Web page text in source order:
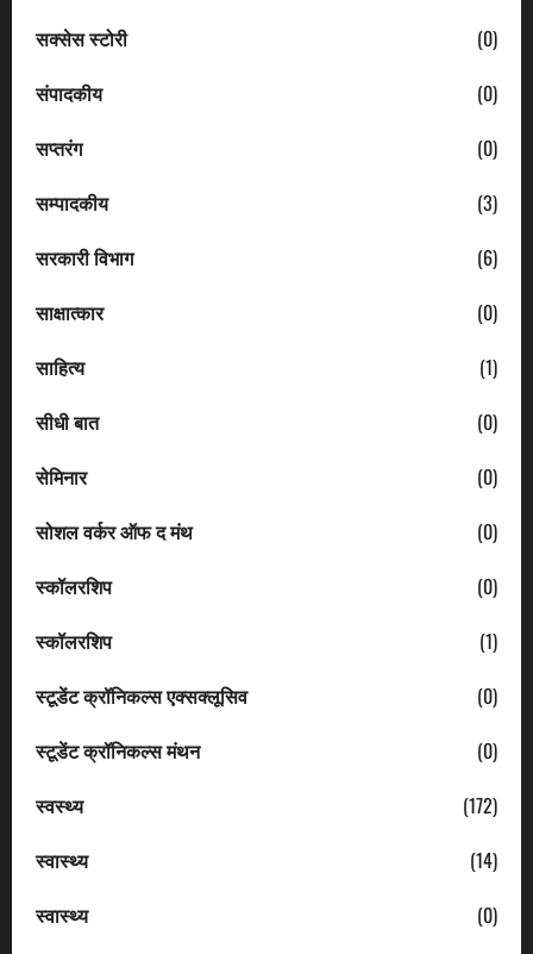
सक्सेस स्टोरी
(0)
संपादकीय
(0)
सप्तरंग
(0)
सम्पादकीय
(3)
सरकारी विभाग
(6)
साक्षात्कार
(0)
साहित्य
(1)
सीधी बात
(0)
सेमिनार
(0)
सोशल वर्कर ऑफ द मंथ
(0)
स्कॉलरशिप
(0)
स्कॉलरशिप
(1)
स्टूडेंट क्रॉनिकल्स एक्सक्लूसिव
(0)
स्टूडेंट क्रॉनिकल्स मंथन
(0)
स्वस्थ्य
(172)
स्वास्थ्य
(14)
स्वास्थ्य
(0)